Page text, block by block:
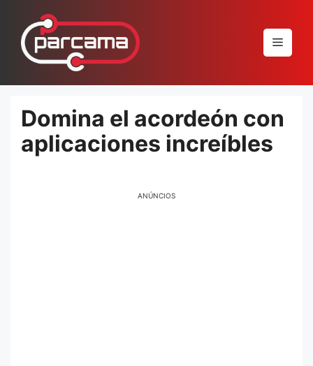
conteúdo
Menu
Domina el acordeón con
aplicaciones increíbles
ANÚNCIOS